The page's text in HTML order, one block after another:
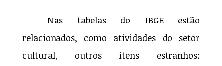
Nas tabelas do IBGE estão
relacionados, como atividades do setor
cultural, outros itens estranhos: